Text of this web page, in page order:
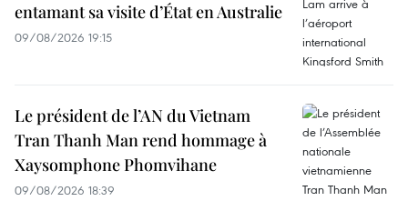
entamant sa visite d’État en Australie
09/08/2026 19:15
Le président de l’AN du Vietnam
Tran Thanh Man rend hommage à
Xaysomphone Phomvihane
09/08/2026 18:39